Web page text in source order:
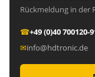
Rückmeldung in der
☎+49 (0)40 700120-
✉info@hdtronic.de